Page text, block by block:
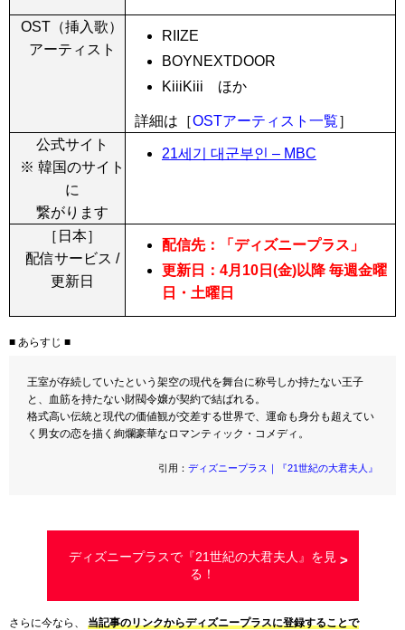
OST（挿入歌）
アーティスト
RIIZE
BOYNEXTDOOR
KiiiKiii ほか
詳細は［OSTアーティスト一覧］
公式サイト
※ 韓国のサイト
に
繋がります
21세기 대군부인 – MBC
［日本］
配信サービス /
更新日
配信先：「ディズニープラス」
更新日：4月10日(金)以降 毎週金曜
日・土曜日
■ あらすじ ■
王室が存続していたという架空の現代を舞台に称号しか持たない王子
と、血筋を持たない財閥令嬢が契約で結ばれる。
格式高い伝統と現代の価値観が交差する世界で、運命も身分も超えてい
く男女の恋を描く絢爛豪華なロマンティック・コメディ。
引用： ディズニープラス｜『21世紀の大君夫人』
ディズニープラスで『21世紀の大君夫人』を見
る！
さらに今なら、 当記事のリンクからディズニープラスに登録することで